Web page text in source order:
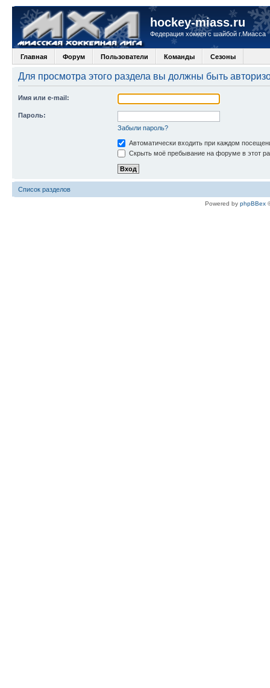
hockey-miass.ru
Федерация хоккея с шайбой г.Миасса
Главная Форум Пользователи Команды Сезоны
Для просмотра этого раздела вы должны быть
Имя или e-mail:
Пароль:
Забыли пароль?
Автоматически входить при каждом
Скрыть моё пребывание на форуме в этот
Список разделов
Powered by phpBBex